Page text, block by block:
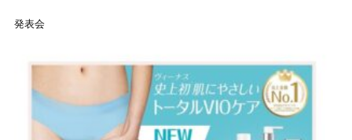
発表会